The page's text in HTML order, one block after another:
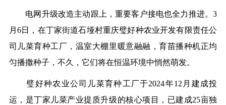
电网升级改造主动跟上，重要客户接电也全力推进。3
月6日，在丁家街道石垭村重庆璧好种农业开发有限责任公
司儿菜育种工厂，温室大棚里暖意融融，育苗播种机正均
匀播撒种子，不久，它们将在恒温环境中悄然萌发。
璧好种农业公司儿菜育种工厂于2024年12月建成投
运，是丁家儿菜产业提质升级的核心项目，已建成25亩独